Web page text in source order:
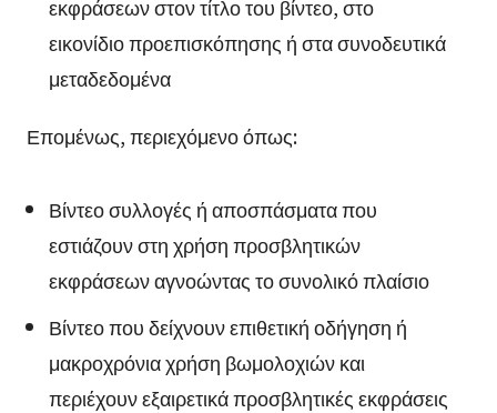
εκφράσεων στον τίτλο του βίντεο, στο
εικονίδιο προεπισκόπησης ή στα συνοδευτικά
μεταδεδομένα
Επομένως, περιεχόμενο όπως:
Βίντεο συλλογές ή αποσπάσματα που
εστιάζουν στη χρήση προσβλητικών
εκφράσεων αγνοώντας το συνολικό πλαίσιο
Βίντεο που δείχνουν επιθετική οδήγηση ή
μακροχρόνια χρήση βωμολοχιών και
περιέχουν εξαιρετικά προσβλητικές εκφράσεις